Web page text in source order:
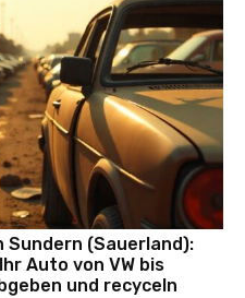
Sundern (Sauerland):
Auto von VW bis
und recyceln